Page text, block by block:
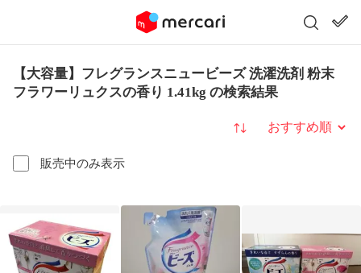
【大容量】フレグランスニュービーズ 洗濯洗剤 粉末
フラワーリュクスの香り 1.41kg の検索結果
販売中のみ表示
並び替え